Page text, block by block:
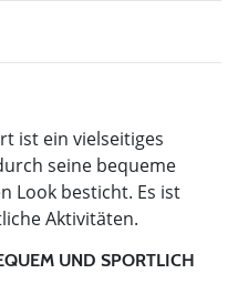
ist ein vielseitiges
seine bequeme
Look besticht. Es ist
Aktivitäten.
UND SPORTLICH